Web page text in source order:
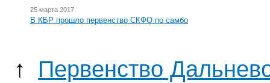
25 марта 2017
В КБР прошло первенство СКФО по самбо
↑ Первенство